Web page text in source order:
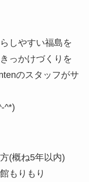
しやすい福島を
っかけづくりを
のスタッフがサ
^*)
(概ね5年以内)
もりもり